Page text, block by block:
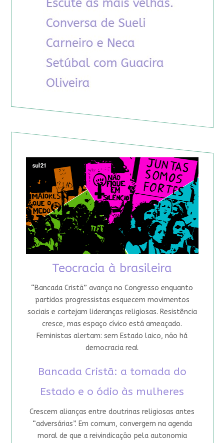
Teocracia à brasileira
“Bancada Cristã” avança no Congresso enquanto
partidos progressistas esquecem movimentos
sociais e cortejam lideranças religiosas. Resistência
cresce, mas espaço cívico está ameaçado.
Feministas alertam: sem Estado laico, não há
democracia real
Bancada Cristã: a tomada do
Estado e o ódio às mulheres
Crescem alianças entre doutrinas religiosas antes
“adversárias”. Em comum, convergem na agenda
moral de que a reivindicação pela autonomia